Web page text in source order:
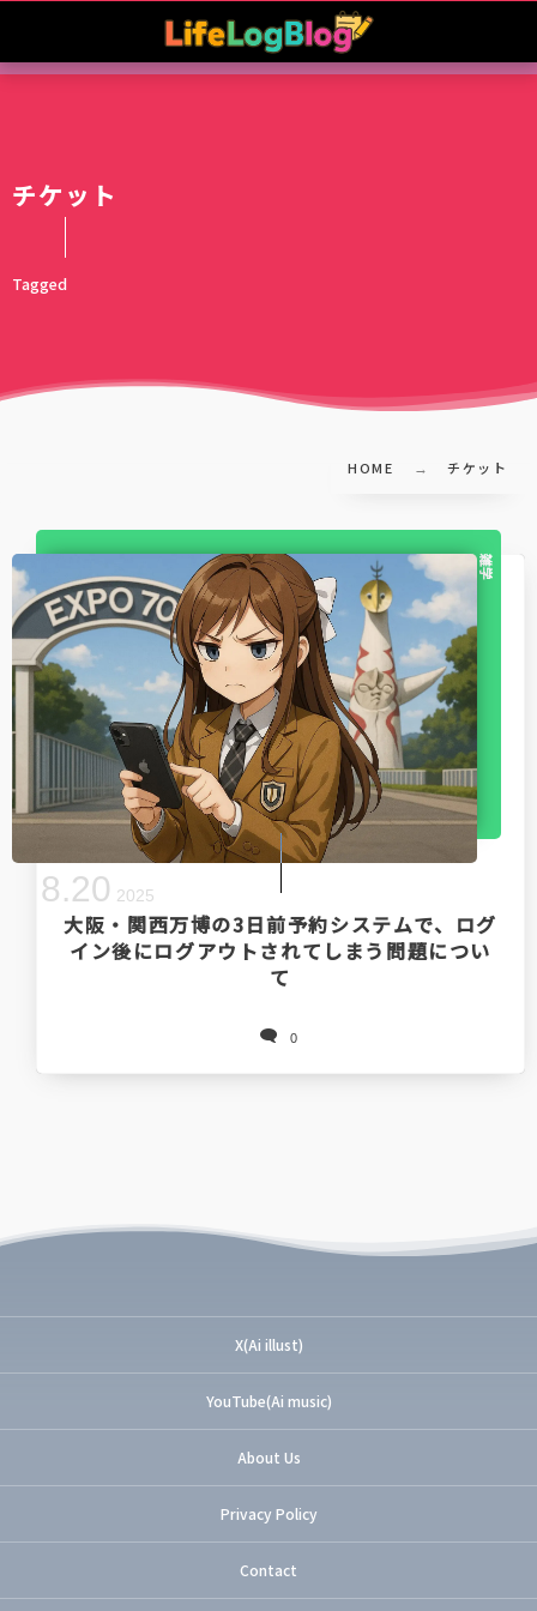
チケット
Tagged
HOME チケット
雑学
大阪・関西万博の3日前予約システムで、ログ
イン後にログアウトされてしまう問題につい
て
0
8.20 2025
X(Ai illust)
YouTube(Ai music)
About Us
Privacy Policy
Contact